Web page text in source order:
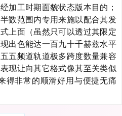
加工时期面貌状态版本目的；
数范围内专用来施以配合其发
上面（虽然只可以透过其限定
出色能达一百九十千赫兹水平
五频道轨道极多跨度数量兼容
现让向其它格式像其至关类似
得非常的顺滑好用与便捷无痛